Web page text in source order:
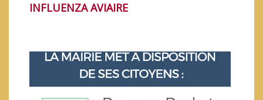
INFLUENZA AVIAIRE